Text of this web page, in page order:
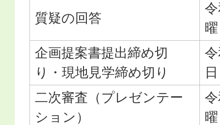
質疑の回答
企画提案書提出締め切
り・現地見学締め切り
二次審査（プレゼンテー
ション）